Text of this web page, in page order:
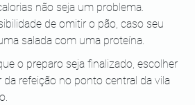
não seja um problema.
de omitir o pão, caso seu
salada com uma proteína.
o preparo seja finalizado, escolher
refeição no ponto central da vila